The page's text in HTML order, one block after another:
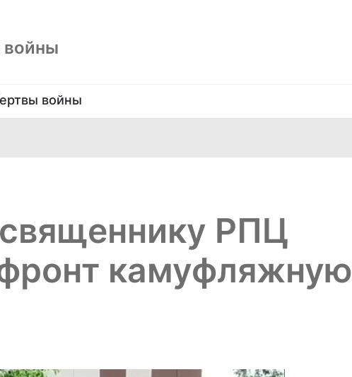
войны
войны
РПЦ
камуфляжную